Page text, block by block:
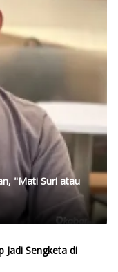
"Mati Suri atau
Jadi Sengketa di